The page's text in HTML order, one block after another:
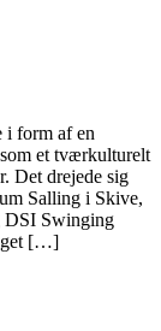
i form af en
et tværkulturelt
Det drejede sig
Salling i Skive,
DSI Swinging
[…]